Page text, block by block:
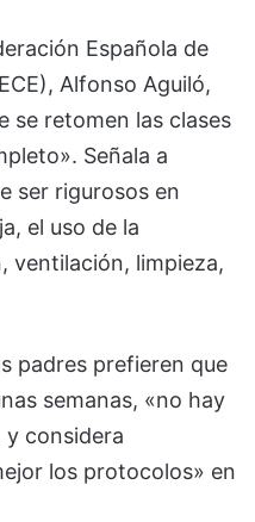
Española de
Alfonso Aguiló,
se retomen las clases
Señala a
ser rigurosos en
el uso de la
ventilación, limpieza,
padres prefieren que
semanas, «no hay
y considera
los protocolos» en